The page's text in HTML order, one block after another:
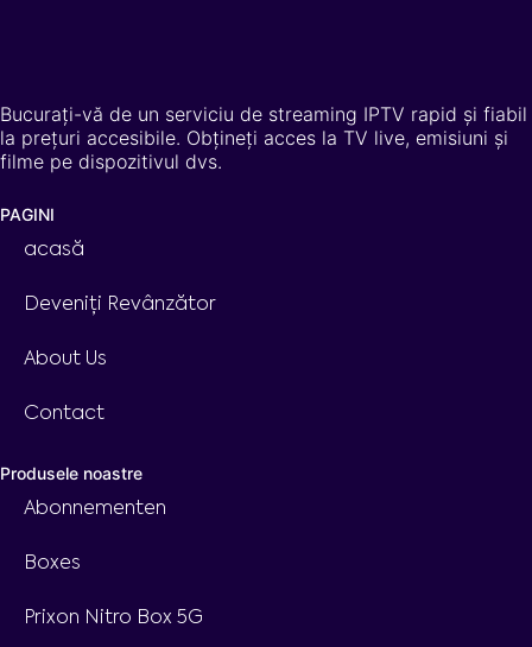
Bucurați-vă de un serviciu de streaming IPTV rapid și fiabil
la prețuri accesibile. Obțineți acces la TV live, emisiuni și
filme pe dispozitivul dvs.
PAGINI
acasă
Deveniți Revânzător
About Us
Contact
Produsele noastre
Abonnementen
Boxes
Prixon Nitro Box 5G